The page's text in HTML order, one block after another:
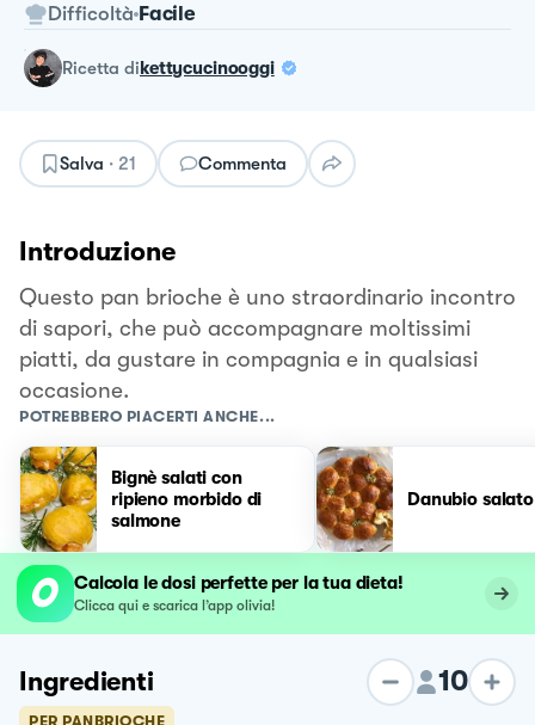
Difficoltà Facile
ricetta dikettycucinooggi
Salva · 21 Commenta
Introduzione
Questo pan brioche è uno straordinario incontro
di sapori, che può accompagnare moltissimi
piatti, da gustare in compagnia e in qualsiasi
occasione.
POTREBBERO PIACERTI ANCHE...
Bignè salati con
ripieno morbido di
salmone
Danubio salato
Calcola le dosi perfette per la tua dieta!
Clicca qui e scarica l’app olivia!
Ingredienti 10
PER PANBRIOCHE